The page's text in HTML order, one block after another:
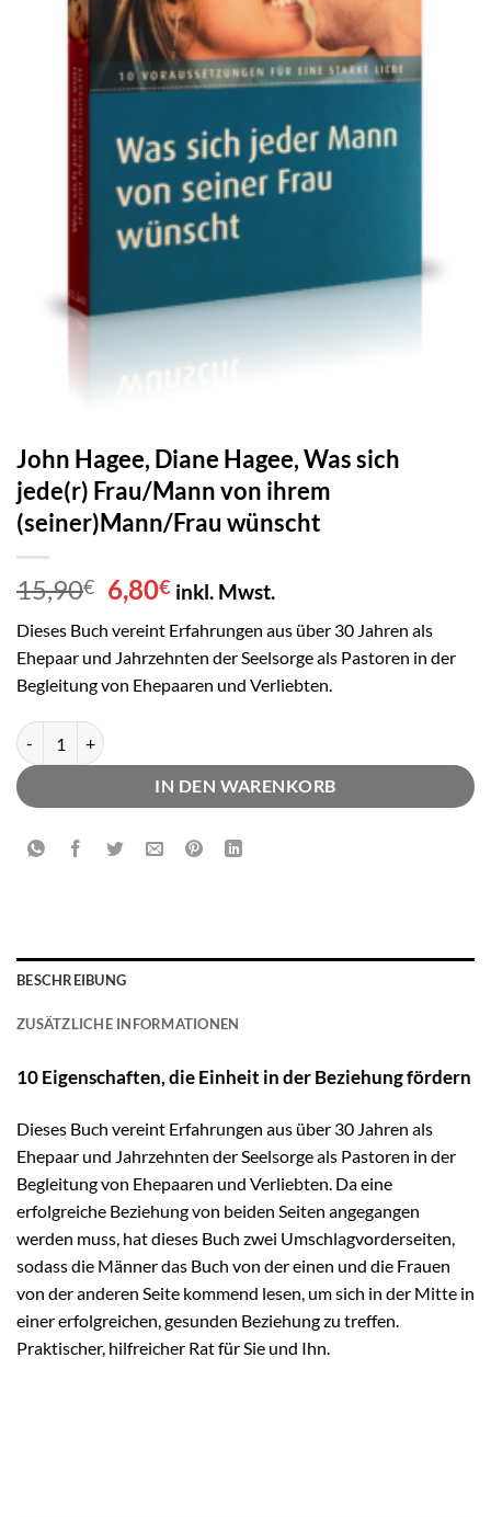
John Hagee, Diane Hagee, Was sich
jede(r) Frau/Mann von ihrem
(seiner)Mann/Frau wünscht
15,90€ Ursprünglicher
Preis
war:
15,90€
6,80€Aktueller
ist:
6,80€.
inkl. Mwst.
Dieses Buch vereint Erfahrungen aus über 30 Jahren als
Ehepaar und Jahrzehnten der Seelsorge als Pastoren in der
Begleitung von Ehepaaren und Verliebten.
John Hagee, Diane Hagee, Was sich jede(r) Frau/Mann von ihrem
IN DEN WARENKORB
BESCHREIBUNG
ZUSÄTZLICHE INFORMATIONEN
10 Eigenschaften, die Einheit in der Beziehung fördern
Dieses Buch vereint Erfahrungen aus über 30 Jahren als
Ehepaar und Jahrzehnten der Seelsorge als Pastoren in der
Begleitung von Ehepaaren und Verliebten. Da eine
erfolgreiche Beziehung von beiden Seiten angegangen
werden muss, hat dieses Buch zwei Umschlagvorderseiten,
sodass die Männer das Buch von der einen und die Frauen
von der anderen Seite kommend lesen, um sich in der Mitte in
einer erfolgreichen, gesunden Beziehung zu treffen.
Praktischer, hilfreicher Rat für Sie und Ihn.